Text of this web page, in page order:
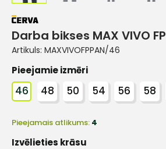
Darba bikses MAX VIVO FP
Artikuls: MAXVIVOFPPAN/46
Pieejamie izmēri
46 48 50 54 56 58
Pieejamais atlikums: 4
Izvēlieties krāsu